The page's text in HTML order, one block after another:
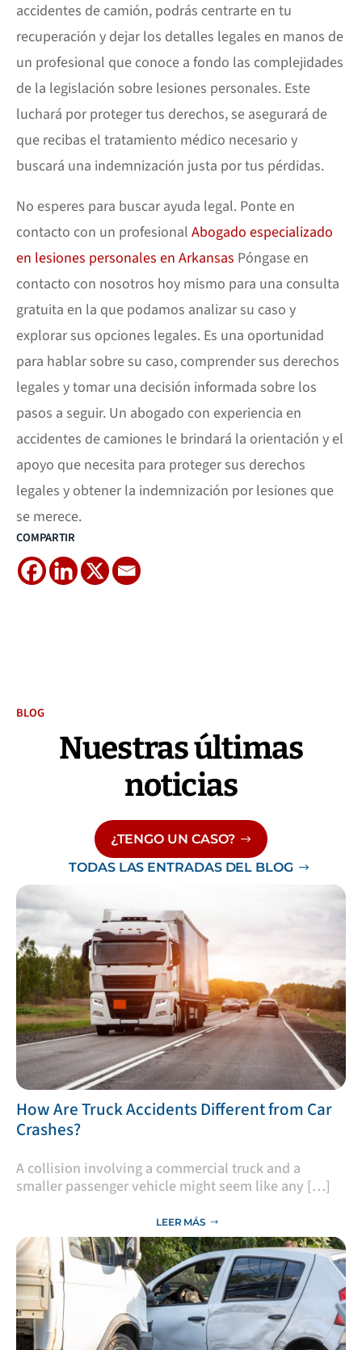
accidentes de camión, podrás centrarte en tu
recuperación y dejar los detalles legales en manos de
un profesional que conoce a fondo las complejidades
de la legislación sobre lesiones personales. Este
luchará por proteger tus derechos, se asegurará de
que recibas el tratamiento médico necesario y
buscará una indemnización justa por tus pérdidas.
No esperes para buscar ayuda legal. Ponte en
contacto con un profesional Abogado especializado
en lesiones personales en Arkansas Póngase en
contacto con nosotros hoy mismo para una consulta
gratuita en la que podamos analizar su caso y
explorar sus opciones legales. Es una oportunidad
para hablar sobre su caso, comprender sus derechos
legales y tomar una decisión informada sobre los
pasos a seguir. Un abogado con experiencia en
accidentes de camiones le brindará la orientación y el
apoyo que necesita para proteger sus derechos
legales y obtener la indemnización por lesiones que
se merece.
COMPARTIR
BLOG
Nuestras últimas
noticias
¿TENGO UN CASO?
TODAS LAS ENTRADAS DEL BLOG
​How Are Truck Accidents Different from Car
Crashes?
A collision involving a commercial truck and a
smaller passenger vehicle might seem like any […]
LEER MÁS